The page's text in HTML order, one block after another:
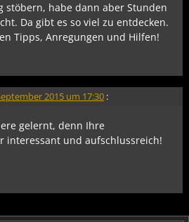
stöbern, habe dann aber Stunden
Da gibt es so viel zu entdecken.
Tipps, Anregungen und Hilfen!
2015 um 17:30 :
gelernt, denn Ihre
interessant und aufschlussreich!